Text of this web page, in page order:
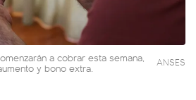
a cobrar esta semana,
y bono extra. ANSES